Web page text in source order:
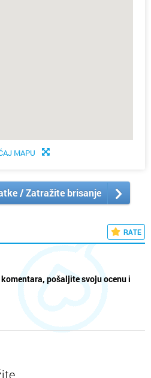
MAPU
/ Zatražite brisanje
RATE
pošaljite svoju ocenu i